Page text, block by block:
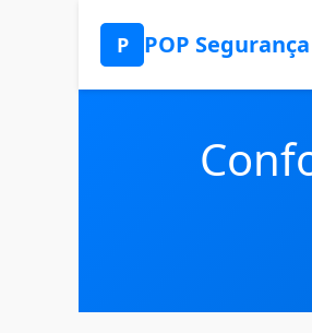
P POP